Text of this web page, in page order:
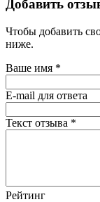
Добавить
Чтобы добавить
ниже.
Ваше имя *
E-mail для ответа
Текст отзыва *
Рейтинг